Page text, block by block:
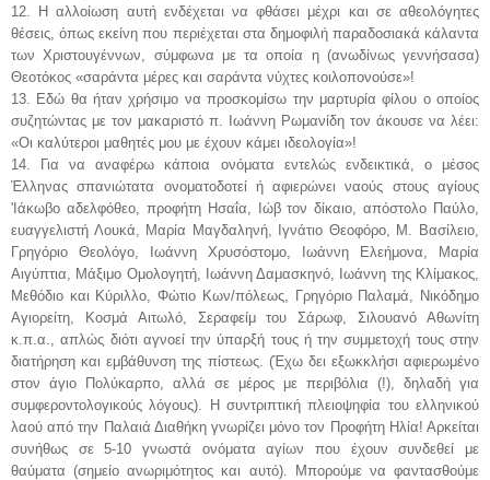
12. Η αλλοίωση αυτή ενδέχεται να φθάσει μέχρι και σε αθεολόγητες
θέσεις, όπως εκείνη που περιέχεται στα δημοφιλή παραδοσιακά κάλαντα
των Χριστουγέννων, σύμφωνα με τα οποία η (ανωδίνως γεννήσασα)
Θεοτόκος «σαράντα μέρες και σαράντα νύχτες κοιλοπονούσε»!
13. Εδώ θα ήταν χρήσιμο να προσκομίσω την μαρτυρία φίλου ο οποίος
συζητώντας με τον μακαριστό π. Ιωάννη Ρωμανίδη τον άκουσε να λέει:
«Οι καλύτεροι μαθητές μου με έχουν κάμει ιδεολογία»!
14. Για να αναφέρω κάποια ονόματα εντελώς ενδεικτικά, ο μέσος
Έλληνας σπανιώτατα ονοματοδοτεί ή αφιερώνει ναούς στους αγίους
'Ιάκωβο αδελφόθεο, προφήτη Ησαΐα, Ιώβ τον δίκαιο, απόστολο Παύλο,
ευαγγελιστή Λουκά, Μαρία Μαγδαληνή, Ιγνάτιο Θεοφόρο, Μ. Βασίλειο,
Γρηγόριο Θεολόγο, Ιωάννη Χρυσόστομο, Ιωάννη Ελεήμονα, Μαρία
Αιγύπτια, Μάξιμο Ομολογητή, Ιωάννη Δαμασκηνό, Ιωάννη της Κλίμακος,
Μεθόδιο και Κύριλλο, Φώτιο Κων/πόλεως, Γρηγόριο Παλαμά, Νικόδημο
Αγιορείτη, Κοσμά Αιτωλό, Σεραφείμ του Σάρωφ, Σιλουανό Αθωνίτη
κ.π.α., απλώς διότι αγνοεί την ύπαρξή τους ή την συμμετοχή τους στην
διατήρηση και εμβάθυνση της πίστεως. (Έχω δει εξωκκλήσι αφιερωμένο
στον άγιο Πολύκαρπο, αλλά σε μέρος με περιβόλια (!), δηλαδή για
συμφεροντολογικούς λόγους). Η συντριπτική πλειοψηφία του ελληνικού
λαού από την Παλαιά Διαθήκη γνωρίζει μόνο τον Προφήτη Ηλία! Αρκείται
συνήθως σε 5-10 γνωστά ονόματα αγίων που έχουν συνδεθεί με
θαύματα (σημείο ανωριμότητος και αυτό). Μπορούμε να φαντασθούμε